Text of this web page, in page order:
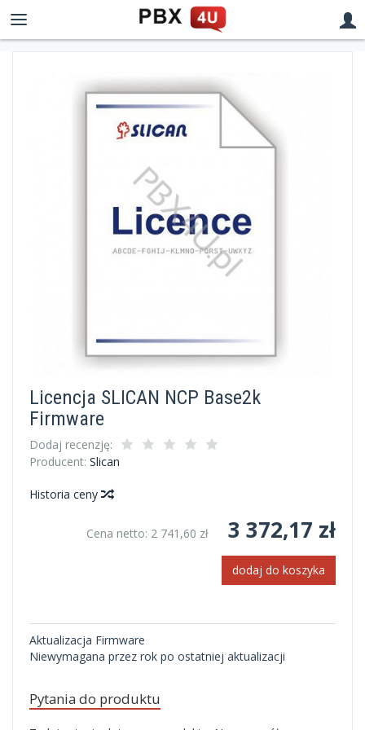
Licencja SLICAN NCP Base2k
Firmware
Dodaj recenzję:
Producent: Slican
Historia ceny
Cena netto: 2 741,60 zł 3 372,17 zł
dodaj do koszyka
Aktualizacja Firmware
Niewymagana przez rok po ostatniej aktualizacji
Pytania do produktu